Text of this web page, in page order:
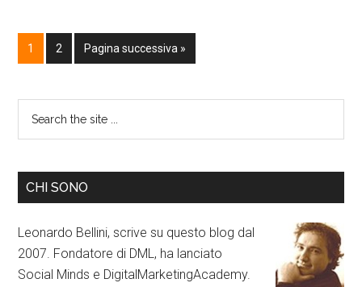
1 2 Pagina successiva »
CHI SONO
Leonardo Bellini, scrive su questo blog dal
2007. Fondatore di DML, ha lanciato
Social Minds e DigitalMarketingAcademy.